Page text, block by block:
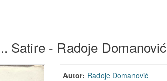
Satire - Radoje Domanović
Autor: Radoje Domanović